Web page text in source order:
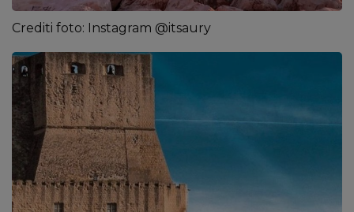
Crediti foto: Instagram @itsaury